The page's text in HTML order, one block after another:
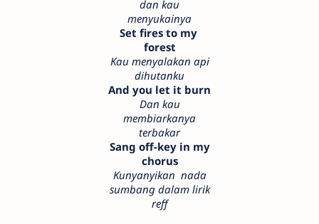
dan kau
menyukainya
Set fires to my
forest
Kau menyalakan api
dihutanku
And you let it burn
Dan kau
membiarkanya
terbakar
Sang off-key in my
chorus
Kunyanyikan nada
sumbang dalam lirik
reff